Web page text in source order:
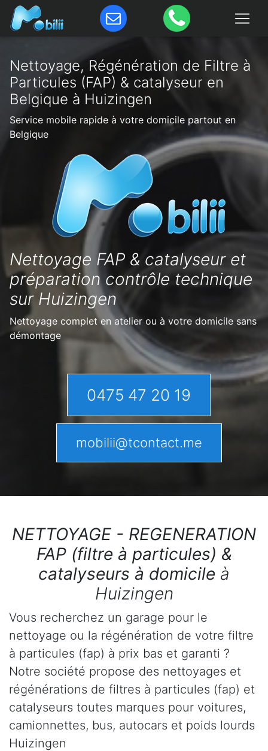
Nettoyage, Régénération de Filtre à
Particules (FAP) & catalyseur en
Belgique à Huizingen
Service mobile rapide à votre domicile partout en
Belgique
Nettoyage FAP & catalyseur et
préparation contrôle technique
sur Huizingen
Nettoyage complet en atelier ou à votre domicile sans
démontage
0475 47 20 19
mobilii@tcontact.me
NETTOYAGE - REGENERATION
FAP (filtre à particules) &
catalyseurs à domicile à
Huizingen
Vous recherchez un garage pour le
nettoyage ou la régénération de votre filtre
à particules (fap) à prix bas et garanti ?
Notre société propose des nettoyages et
régénérations de filtres à particules (fap) et
catalyseurs toutes marques pour voitures,
camionnettes, bus, autocars et poids lourds
Huizingen